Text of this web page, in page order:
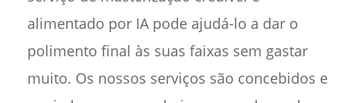
alimentado por IA pode ajudá-lo a dar o
polimento final às suas faixas sem gastar
muito. Os nossos serviços são concebidos e